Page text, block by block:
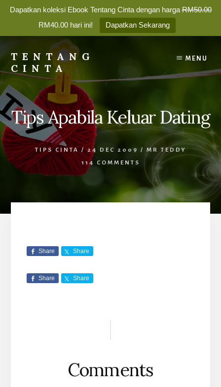
Dapatkan koleksi Ebook Tentang Cinta dengan hargaRM50.00
RM40.00 hari ini!
Dapatkan Sekarang
Skip
content
TENTANG
CINTA
Membina
Percintaan
yang
Bahagia
Selamanya
MENU
Tips Apabila Keluar Dating
TIPS CINTA/24 DEC 2009 / MR TEDDY
114 COMMENTS
Share Share
Share Share
Comments